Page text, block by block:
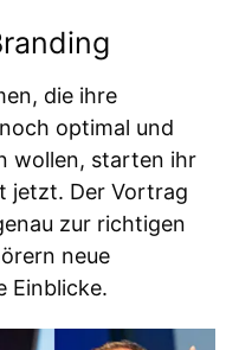
die ihre
optimal und
wollen, starten ihr
jetzt. Der Vortrag
zur richtigen
neue
Einblicke.